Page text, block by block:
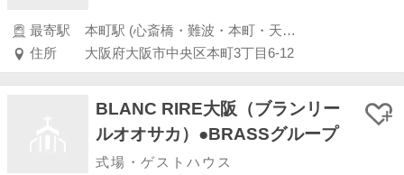
最寄駅
本町駅 (心斎橋・難波・本町・天王寺・大阪港・東大阪)
住所
大阪府大阪市中央区本町3丁目6-12
BLANC RIRE大阪（ブランリー
ルオオサカ）●BRASSグループ
式場・ゲストハウス